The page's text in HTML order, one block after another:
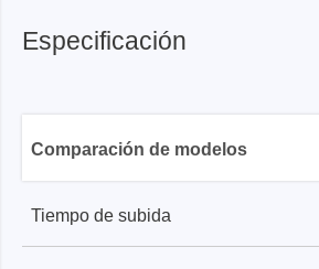
Especificación
Comparación de modelos
Tiempo de subida